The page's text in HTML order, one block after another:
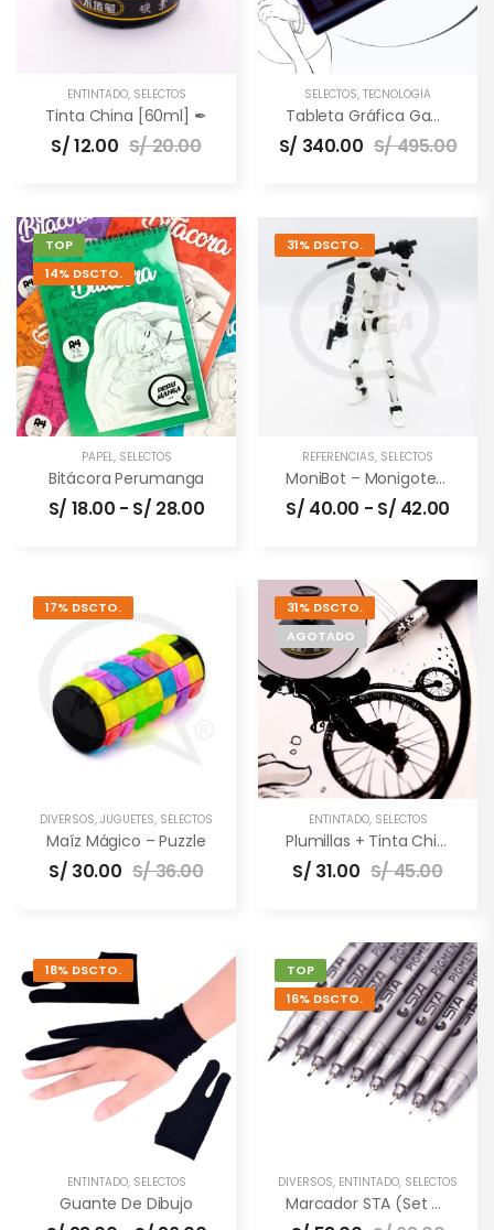
ENTINTADO, SELECTOS
Tinta China [60ml] ✒
S/12.00 S/20.00
SELECTOS, TECNOLOGÍA
Tableta Gráfica Gaomon M10K PRO [10×6.5″] –
S/ 340.00 S/495.00
TOP
14% DSCTO.
PAPEL, SELECTOS
Bitácora Perumanga
S/ 18.00 - S/ 28.00
31% DSCTO.
REFERENCIAS, SELECTOS
MoniBot – Monigote Articulable
S/ 40.00 - S/ 42.00
17% DSCTO.
DIVERSOS, JUGUETES, SELECTOS
Maíz Mágico – Puzzle
S/ 30.00 S/36.00
31% DSCTO.
AGOTADO
ENTINTADO, SELECTOS
Plumillas + Tinta China (combo)
S/ 31.00 S/45.00
18% DSCTO.
ENTINTADO, SELECTOS
Guante De Dibujo
TOP
16% DSCTO.
DIVERSOS, ENTINTADO, SELECTOS
Marcador STA (set De 9 Unidades)